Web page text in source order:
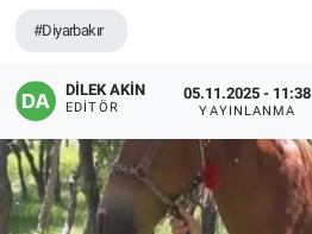
#Diyarbakır
DİLEK AKİN
EDITÖR
05.11.2025 - 11:38
YAYINLANMA
EĞİTİM
ÖZEL HABER
POLİTİKA
SAĞLIK